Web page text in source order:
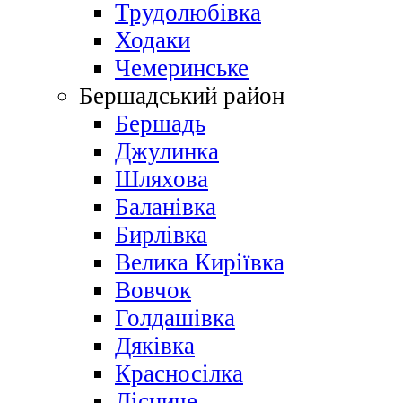
Трудолюбівка
Ходаки
Чемеринське
Бершадський район
Бершадь
Джулинка
Шляхова
Баланівка
Бирлівка
Велика Киріївка
Вовчок
Голдашівка
Дяківка
Красносілка